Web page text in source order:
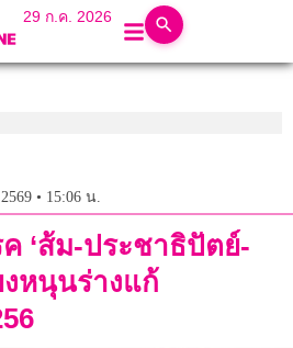
29 ก.ค. 2026
• 15:06 น.
‘ส้ม-ประชาธิปัตย์-
งหนุนร่างแก้